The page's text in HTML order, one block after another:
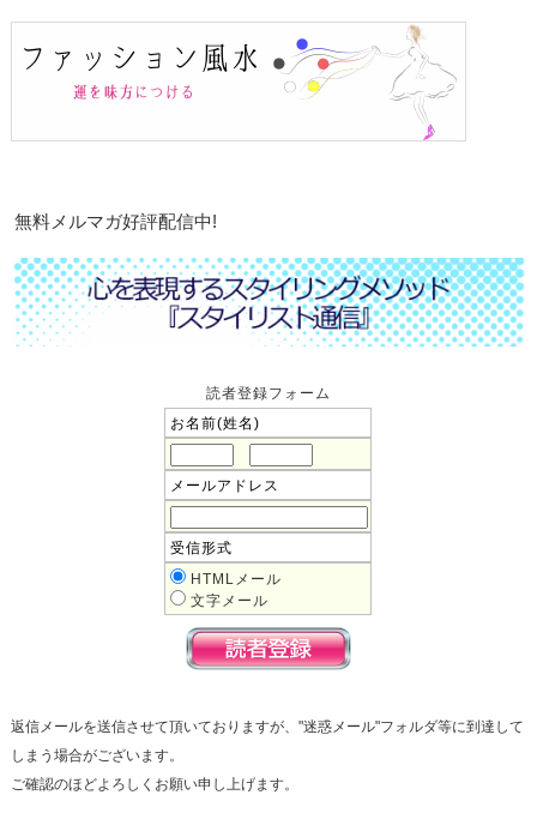
無料メルマガ好評配信中!
読者登録フォーム
お名前(姓名)
メールアドレス
受信形式
HTMLメール
文字メール
返信メールを送信させて頂いておりますが、"迷惑メール"フォルダ等に到達して
しまう場合がございます。
ご確認のほどよろしくお願い申し上げます。